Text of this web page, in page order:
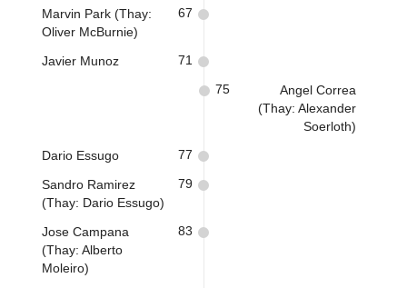
Marvin Park (Thay:
Oliver McBurnie)
67
Javier Munoz 71
Angel Correa
(Thay: Alexander
Soerloth)
75
Dario Essugo 77
Sandro Ramirez
(Thay: Dario Essugo)
79
Jose Campana
(Thay: Alberto
Moleiro)
83